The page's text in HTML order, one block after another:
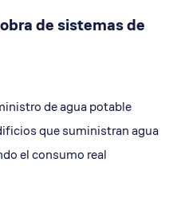
de sistemas de
de agua potable
que suministran agua
el consumo real